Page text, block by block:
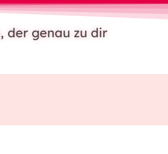
der genau zu dir